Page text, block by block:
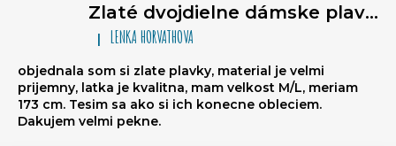
Zlaté dvojdielne dámske plavky typu brazilky Sparkle*Me – bikiny na viazanie, volánikové brazilky
Hodnotenie produktu je 5 z 5 hviezdičiek.
| LENKA HORVATHOVA
objednala som si zlate plavky, material je velmi
prijemny, latka je kvalitna, mam velkost M/L, meriam
173 cm. Tesim sa ako si ich konecne obleciem.
Dakujem velmi pekne.